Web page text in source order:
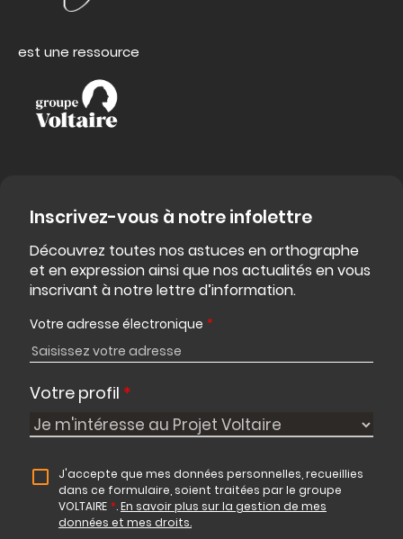
est une ressource
Inscrivez-vous à notre infolettre
Découvrez toutes nos astuces en orthographe
et en expression ainsi que nos actualités en vous
inscrivant à notre lettre d’information.
Votre adresse électronique *
Votre profil *
J'accepte que mes données personnelles, recueillies
dans ce formulaire, soient traitées par le groupe
VOLTAIRE *.En savoir plus sur la gestion de mes
données et mes droits.